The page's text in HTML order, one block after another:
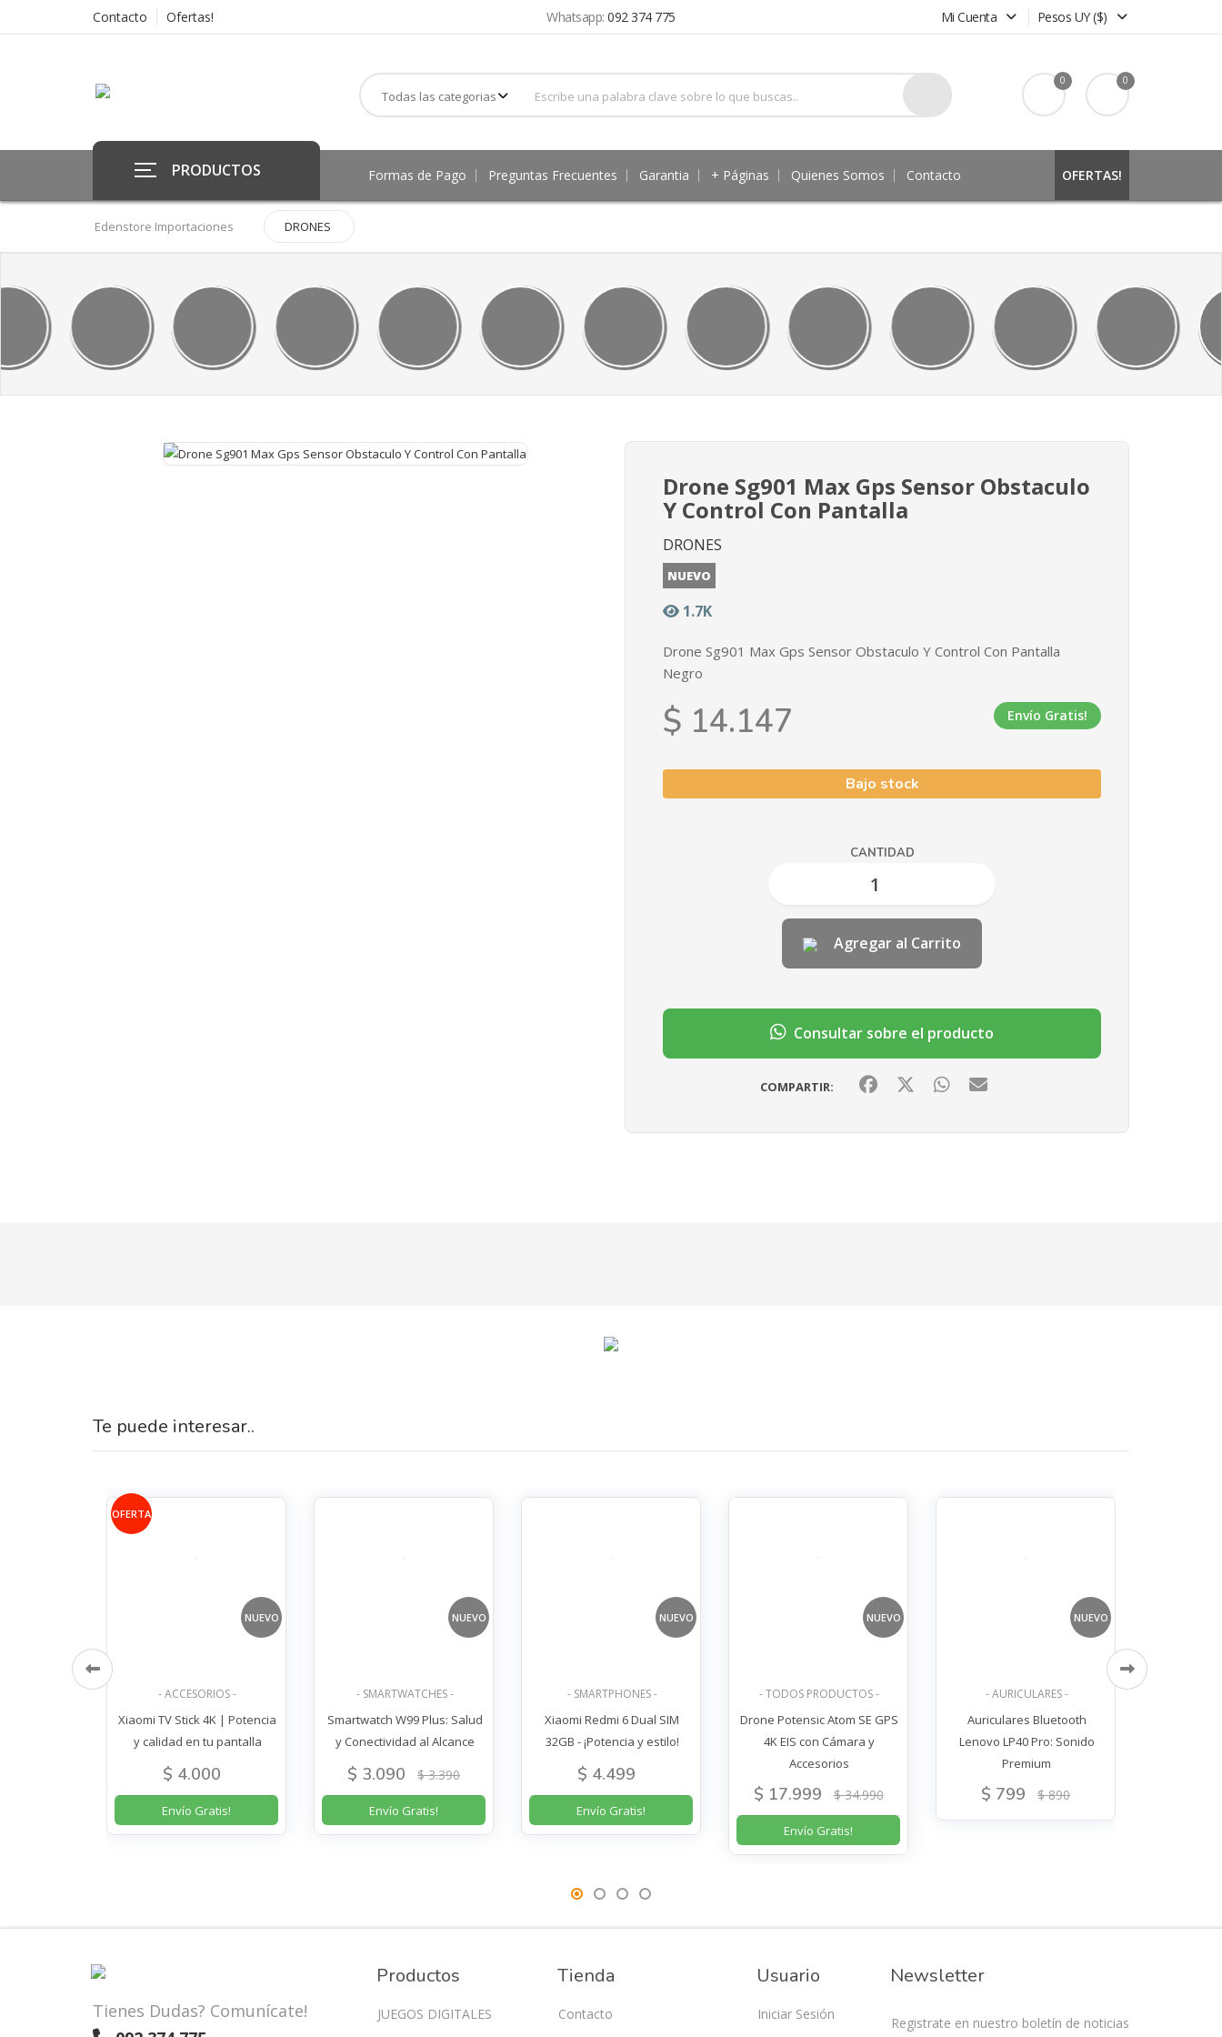
Contacto Ofertas! Whatsapp:092 374 775 Mi Cuenta Pesos UY ($)
0 0
PRODUCTOS Formas de Pago Preguntas Frecuentes Garantia + Páginas Quienes Somos Contacto OFERTAS!
Edenstore Importaciones DRONES
Drone Sg901 Max Gps Sensor Obstaculo
Y Control Con Pantalla
DRONES
NUEVO
1.7K
Drone Sg901 Max Gps Sensor Obstaculo Y Control Con Pantalla
Negro
Envío Gratis!
$ 14.147
Bajo stock
CANTIDAD
Agregar al Carrito
Consultar sobre el producto
COMPARTIR:
Te puede interesar..
OFERTA
NUEVO
- ACCESORIOS -
Xiaomi TV Stick 4K | Potencia
y calidad en tu pantalla
$ 4.000
Envío Gratis!
NUEVO
- SMARTWATCHES -
Smartwatch W99 Plus: Salud
y Conectividad al Alcance
$ 3.090 $ 3.390
Envío Gratis!
NUEVO
- SMARTPHONES -
Xiaomi Redmi 6 Dual SIM
32GB - ¡Potencia y estilo!
$ 4.499
Envío Gratis!
NUEVO
- TODOS PRODUCTOS -
Drone Potensic Atom SE GPS
4K EIS con Cámara y
Accesorios
$ 17.999 $ 34.990
Envío Gratis!
NUEVO
- AURICULARES -
Auriculares Bluetooth
Lenovo LP40 Pro: Sonido
Premium
$ 799 $ 890
Tienes Dudas? Comunícate!
Productos
JUEGOS DIGITALES
Tienda
Contacto
Usuario
Iniciar Sesión
Newsletter
Registrate en nuestro boletín de noticias